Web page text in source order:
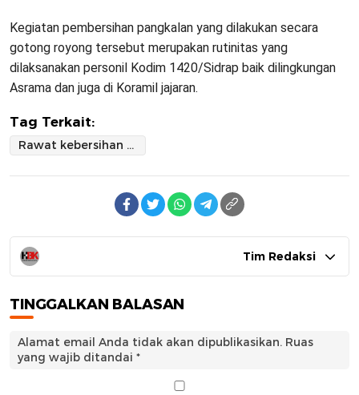
Kegiatan pembersihan pangkalan yang dilakukan secara
gotong royong tersebut merupakan rutinitas yang
dilaksanakan personil Kodim 1420/Sidrap baik dilingkungan
Asrama dan juga di Koramil jajaran.
Tag Terkait:
Rawat kebersihan Pangkalan secara Kontinyu guna mewujudkan kenyamanan dalam bekerja
Tim Redaksi
TINGGALKAN BALASAN
Alamat email Anda tidak akan dipublikasikan. Ruas
yang wajib ditandai *